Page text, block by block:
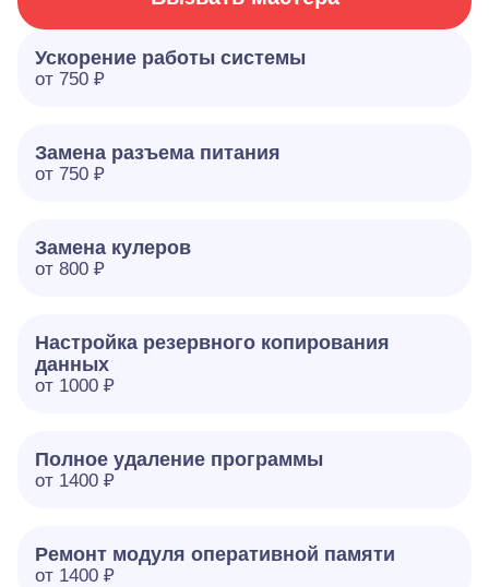
Ускорение работы системы
от 750 ₽
Замена разъема питания
от 750 ₽
Замена кулеров
от 800 ₽
Настройка резервного копирования
данных
от 1000 ₽
Полное удаление программы
от 1400 ₽
Ремонт модуля оперативной памяти
от 1400 ₽